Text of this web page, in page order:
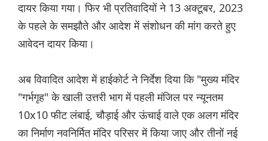
दायर किया गया। फिर भी प्रतिवादियों ने 13 अक्टूबर, 2023
के पहले के समझौते और आदेश में संशोधन की मांग करते हुए
आवेदन दायर किया।
अब विवादित आदेश में हाईकोर्ट ने निर्देश दिया कि "मुख्य मंदिर
"गर्भगृह" के खाली उत्तरी भाग में पहली मंजिल पर न्यूनतम
10x10 फीट लंबाई, चौड़ाई और ऊंचाई वाले एक अलग मंदिर
का निर्माण नवनिर्मित मंदिर परिसर में किया जाए और तीनों नई